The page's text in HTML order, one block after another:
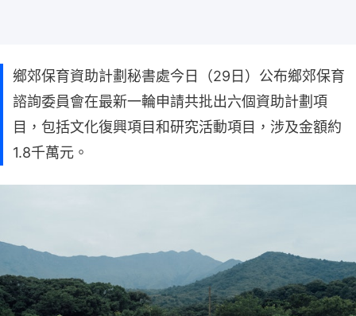
鄉郊保育資助計劃秘書處今日（29日）公布鄉郊保育
諮詢委員會在最新一輪申請共批出六個資助計劃項
目，包括文化復興項目和研究活動項目，涉及金額約
1.8千萬元。